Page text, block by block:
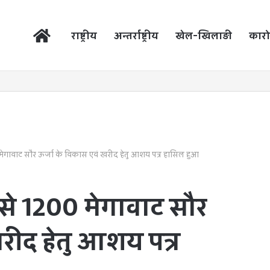
राष्ट्रीय अन्तर्राष्ट्रीय खेल-खिलाड़ी
सौर ऊर्जा के विकास एवं खरीद हेतु आशय पत्र हासिल हुआ
मेगावाट सौर
हेतु आशय पत्र